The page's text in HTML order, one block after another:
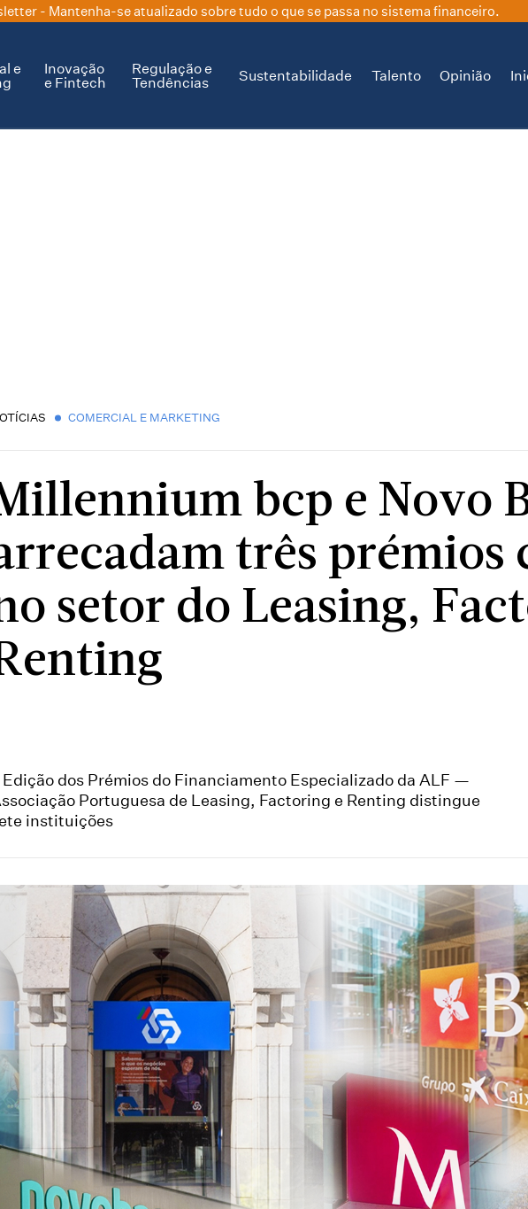
- Mantenha-se atualizado sobre tudo o que se passa no sistema financeiro.
e
Inovação
e Fintech
Regulação e
Tendências
Sustentabilidade Talento Opinião
COMERCIAL E MARKETING
bcp e Novo
três prémios
setor do Leasing,
Edição dos Prémios do Financiamento Especializado da ALF —
Portuguesa de Leasing, Factoring e Renting distingue
instituições